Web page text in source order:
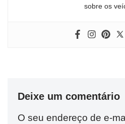
sobre os
Deixe um comentário
O seu endereço de e-